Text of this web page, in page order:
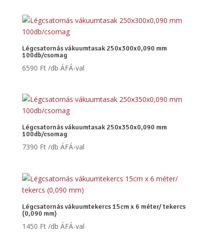
Légcsatornás vákuumtasak 250x300x0,090 mm
100db/csomag
6590 Ft /db ÁFÁ-val
Légcsatornás vákuumtasak 250x350x0,090 mm
100db/csomag
7390 Ft /db ÁFÁ-val
Légcsatornás vákuumtekercs 15cm x 6 méter/ tekercs
(0,090 mm)
1450 Ft /db ÁFÁ-val